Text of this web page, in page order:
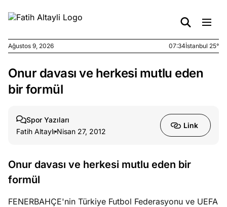
Ağustos
7, 2026
kimler
Ağustos
yasalar
Ağustos 9, 2026 07:34İstanbul 25°
Onur davası ve herkesi mutlu eden
bir formül
Spor Yazıları
Fatih Altaylı Nisan 27, 2012
Link
Onur davası ve herkesi mutlu eden bir
formül
FENERBAHÇE'nin Türkiye Futbol Federasyonu ve UEFA